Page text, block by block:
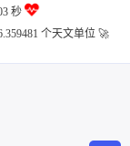
秒
个天文单位 🚀